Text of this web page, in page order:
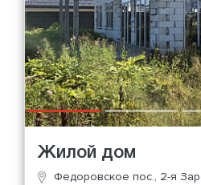
Жилой дом
Федоровское пос., 2-я